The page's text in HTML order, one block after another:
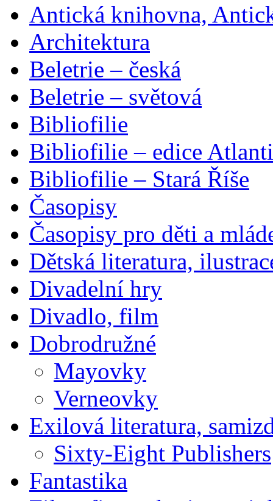
Antická knihovna,
Architektura
Beletrie – česká
Beletrie – světová
Bibliofilie
Bibliofilie – edice
Bibliofilie – Stará Říše
Časopisy
Časopisy pro děti a
Dětská literatura,
Divadelní hry
Divadlo, film
Dobrodružné
Mayovky
Verneovky
Exilová literatura,
Sixty-Eight Publishers
Fantastika